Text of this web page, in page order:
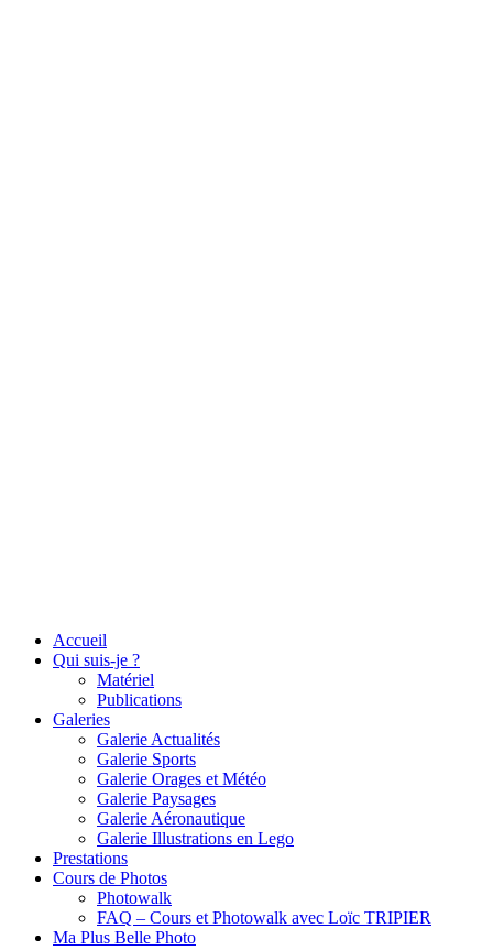
Accueil
Qui suis-je ?
Matériel
Publications
Galeries
Galerie Actualités
Galerie Sports
Galerie Orages et Météo
Galerie Paysages
Galerie Aéronautique
Galerie Illustrations en Lego
Prestations
Cours de Photos
Photowalk
FAQ – Cours et Photowalk avec Loïc TRIPIER
Ma Plus Belle Photo